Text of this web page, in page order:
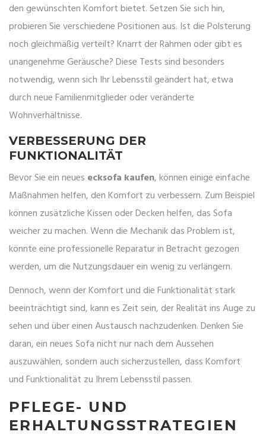
den gewünschten Komfort bietet. Setzen Sie sich hin,
probieren Sie verschiedene Positionen aus. Ist die Polsterung
noch gleichmäßig verteilt? Knarrt der Rahmen oder gibt es
unangenehme Geräusche? Diese Tests sind besonders
notwendig, wenn sich Ihr Lebensstil geändert hat, etwa
durch neue Familienmitglieder oder veränderte
Wohnverhältnisse.
VERBESSERUNG DER
FUNKTIONALITÄT
Bevor Sie ein neues ecksofa kaufen, können einige einfache
Maßnahmen helfen, den Komfort zu verbessern. Zum Beispiel
können zusätzliche Kissen oder Decken helfen, das Sofa
weicher zu machen. Wenn die Mechanik das Problem ist,
könnte eine professionelle Reparatur in Betracht gezogen
werden, um die Nutzungsdauer ein wenig zu verlängern.
Dennoch, wenn der Komfort und die Funktionalität stark
beeinträchtigt sind, kann es Zeit sein, der Realität ins Auge zu
sehen und über einen Austausch nachzudenken. Denken Sie
daran, ein neues Sofa nicht nur nach dem Aussehen
auszuwählen, sondern auch sicherzustellen, dass Komfort
und Funktionalität zu Ihrem Lebensstil passen.
PFLEGE- UND
ERHALTUNGSSTRATEGIEN